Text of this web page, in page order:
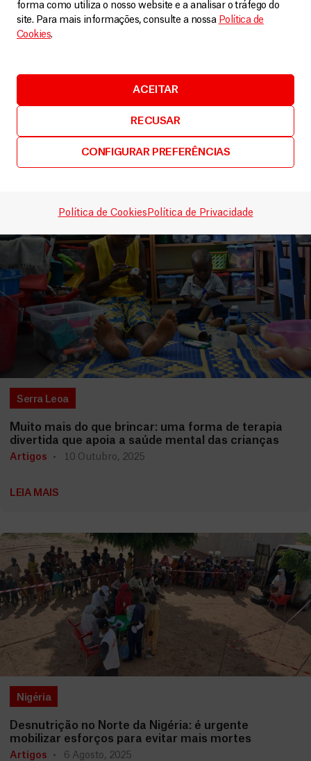
forma como utiliza o nosso website e a analisar o tráfego do
site. Para mais informações, consulte a nossa Política de
Cookies.
ACEITAR
RECUSAR
CONFIGURAR PREFERÊNCIAS
Política de Cookies Política de Privacidade
Nigéria
atempado aos cuidados faz a diferença
15 Janeiro, 2026
LEIA MAIS
Serra Leoa
Muito mais do que brincar: uma forma de terapia
divertida que apoia a saúde mental das crianças
Artigos 10 Outubro, 2025
LEIA MAIS
Nigéria
Desnutrição no Norte da Nigéria: é urgente
mobilizar esforços para evitar mais mortes
Artigos 6 Agosto, 2025